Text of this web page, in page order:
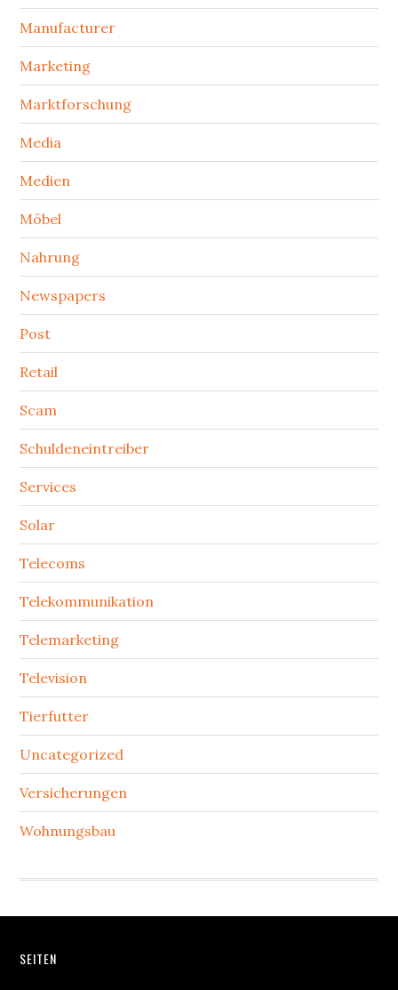
Manufacturer
Marketing
Marktforschung
Media
Medien
Möbel
Nahrung
Newspapers
Post
Retail
Scam
Schuldeneintreiber
Services
Solar
Telecoms
Telekommunikation
Telemarketing
Television
Tierfutter
Uncategorized
Versicherungen
Wohnungsbau
Footer
SEITEN